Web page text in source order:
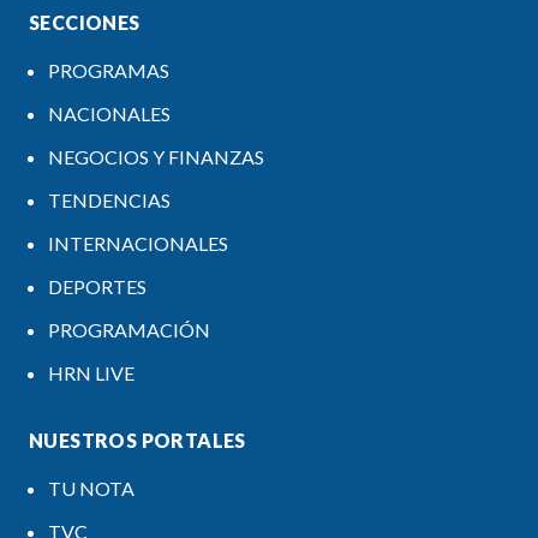
SECCIONES
PROGRAMAS
NACIONALES
NEGOCIOS Y FINANZAS
TENDENCIAS
INTERNACIONALES
DEPORTES
PROGRAMACIÓN
HRN LIVE
NUESTROS PORTALES
TU NOTA
TVC